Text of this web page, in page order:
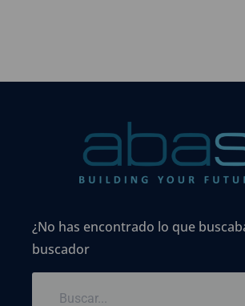
¿No has encontrado lo que
buscador